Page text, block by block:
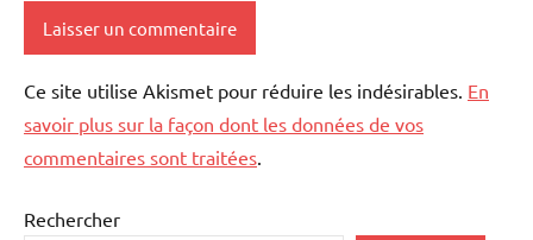
Ce site utilise Akismet pour réduire les indésirables. En
savoir plus sur la façon dont les données de vos
commentaires sont traitées.
Rechercher